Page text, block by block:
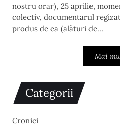
nostru orar), 25 aprilie,
colectiv, documentarul
produs de ea (alături de…
Mai
Categorii
Cronici